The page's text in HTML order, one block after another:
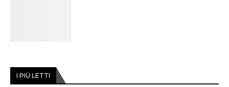
I PIÙ LETTI